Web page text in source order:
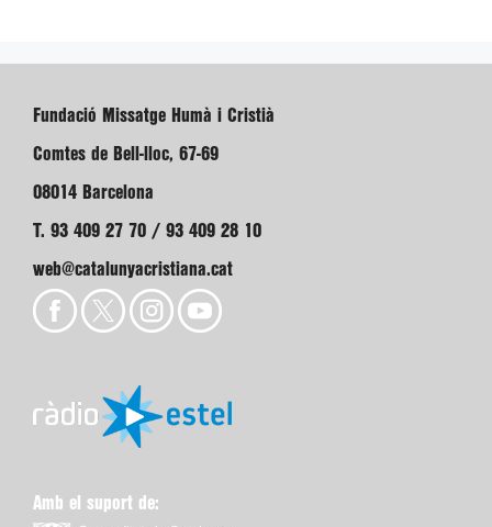
Fundació Missatge Humà i Cristià
Comtes de Bell-lloc, 67-69
08014 Barcelona
T. 93 409 27 70 / 93 409 28 10
web@catalunyacristiana.cat
Amb el suport de: